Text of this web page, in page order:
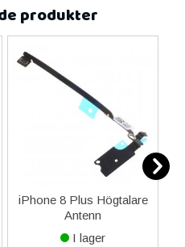
produkter
iPhone 8 Plus Högtalare
Antenn
I lager